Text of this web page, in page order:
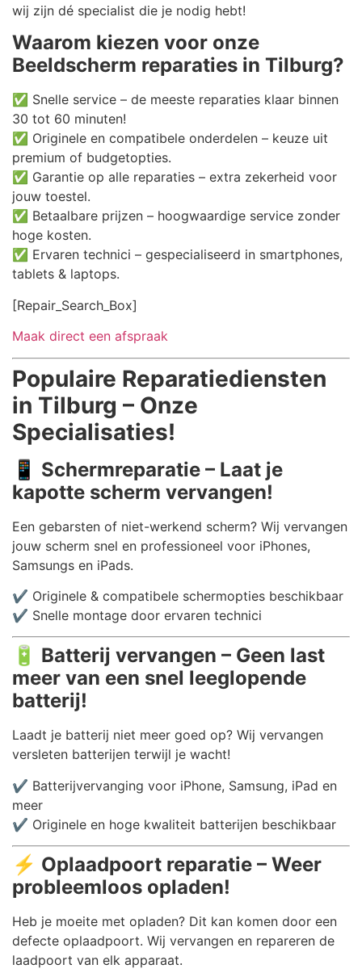
wij zijn dé specialist die je nodig hebt!
Waarom kiezen voor onze
Beeldscherm reparaties in Tilburg?
✅ Snelle service – de meeste reparaties klaar binnen
30 tot 60 minuten!
✅ Originele en compatibele onderdelen – keuze uit
premium of budgetopties.
✅ Garantie op alle reparaties – extra zekerheid voor
jouw toestel.
✅ Betaalbare prijzen – hoogwaardige service zonder
hoge kosten.
✅ Ervaren technici – gespecialiseerd in smartphones,
tablets & laptops.
[Repair_Search_Box]
Maak direct een afspraak
Populaire Reparatiediensten
in Tilburg – Onze
Specialisaties!
📱 Schermreparatie – Laat je
kapotte scherm vervangen!
Een gebarsten of niet-werkend scherm? Wij vervangen
jouw scherm snel en professioneel voor iPhones,
Samsungs en iPads.
✔️ Originele & compatibele schermopties beschikbaar
✔️ Snelle montage door ervaren technici
🔋 Batterij vervangen – Geen last
meer van een snel leeglopende
batterij!
Laadt je batterij niet meer goed op? Wij vervangen
versleten batterijen terwijl je wacht!
✔️ Batterijvervanging voor iPhone, Samsung, iPad en
meer
✔️ Originele en hoge kwaliteit batterijen beschikbaar
⚡ Oplaadpoort reparatie – Weer
probleemloos opladen!
Heb je moeite met opladen? Dit kan komen door een
defecte oplaadpoort. Wij vervangen en repareren de
laadpoort van elk apparaat.